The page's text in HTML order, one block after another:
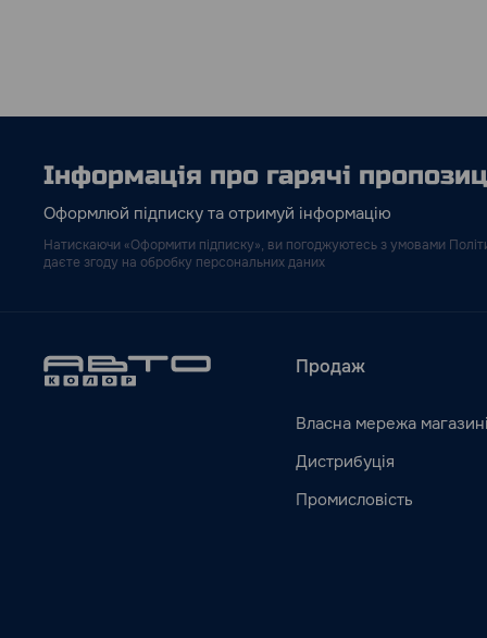
Інформація про гарячі
Оформлюй підписку та отримуй інформацію
Натискаючи «Оформити підписку», ви погоджуютесь з умовами
даєте згоду на обробку персональних даних
Продаж
Власна мережа
Дистрибуція
Промисловість